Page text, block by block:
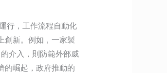
行，工作流程自動化
創新。例如，一家製
介入，則防範外部威
的崛起，政府推動的